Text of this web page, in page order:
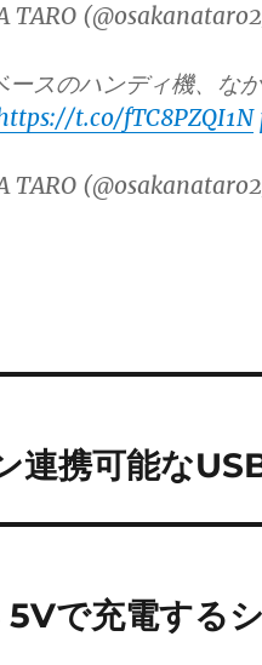
TARO
ースのハンディ機、な
t.co/fTC8PZQI1N
TARO
携可能な
で充電する